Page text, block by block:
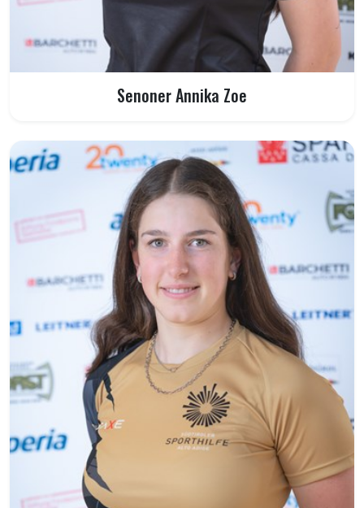
Senoner Annika Zoe